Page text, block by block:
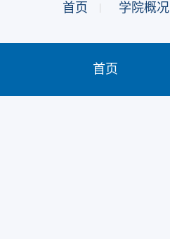
首页 | 学院概况
首页